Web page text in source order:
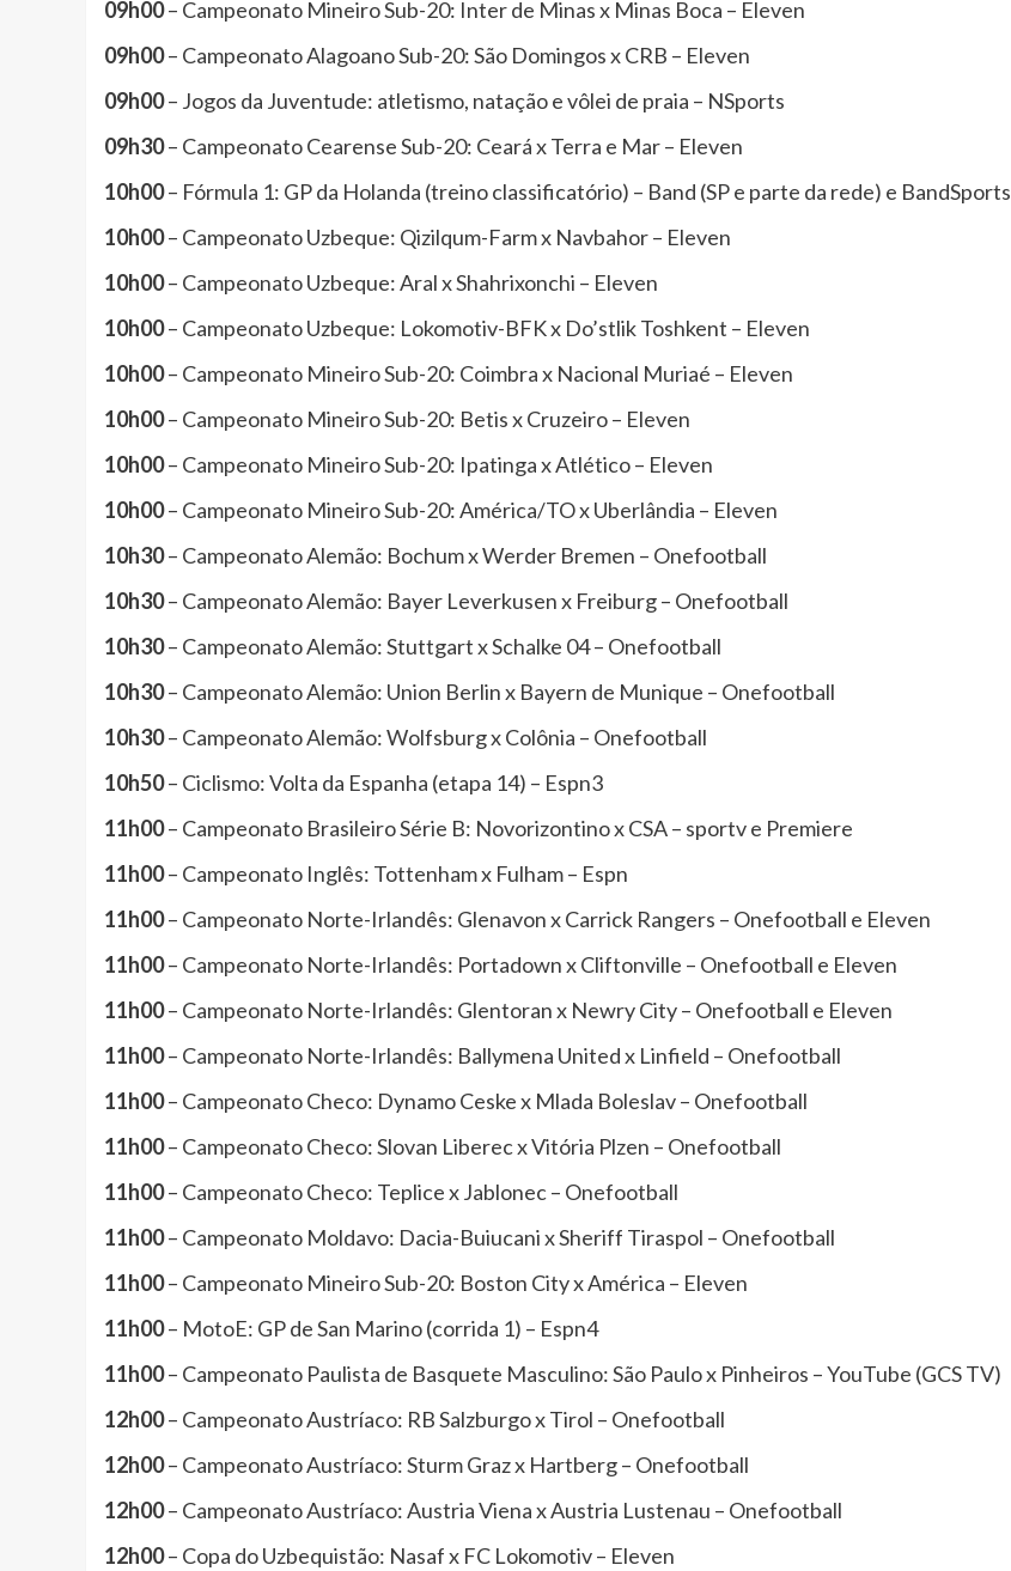
09h00– Campeonato Mineiro Sub-20: Inter de Minas x Minas Boca – Eleven
09h00– Campeonato Alagoano Sub-20: São Domingos x CRB – Eleven
09h00– Jogos da Juventude: atletismo, natação e vôlei de praia – NSports
09h30– Campeonato Cearense Sub-20: Ceará x Terra e Mar – Eleven
10h00– Fórmula 1: GP da Holanda (treino classificatório) – Band (SP e parte da rede) e BandSports
10h00– Campeonato Uzbeque: Qizilqum-Farm x Navbahor – Eleven
10h00– Campeonato Uzbeque: Aral x Shahrixonchi – Eleven
10h00– Campeonato Uzbeque: Lokomotiv-BFK x Do’stlik Toshkent – Eleven
10h00– Campeonato Mineiro Sub-20: Coimbra x Nacional Muriaé – Eleven
10h00– Campeonato Mineiro Sub-20: Betis x Cruzeiro – Eleven
10h00– Campeonato Mineiro Sub-20: Ipatinga x Atlético – Eleven
10h00– Campeonato Mineiro Sub-20: América/TO x Uberlândia – Eleven
10h30– Campeonato Alemão: Bochum x Werder Bremen – Onefootball
10h30– Campeonato Alemão: Bayer Leverkusen x Freiburg – Onefootball
10h30– Campeonato Alemão: Stuttgart x Schalke 04 – Onefootball
10h30– Campeonato Alemão: Union Berlin x Bayern de Munique – Onefootball
10h30– Campeonato Alemão: Wolfsburg x Colônia – Onefootball
10h50– Ciclismo: Volta da Espanha (etapa 14) – Espn3
11h00– Campeonato Brasileiro Série B: Novorizontino x CSA – sportv e Premiere
11h00– Campeonato Inglês: Tottenham x Fulham – Espn
11h00– Campeonato Norte-Irlandês: Glenavon x Carrick Rangers – Onefootball e Eleven
11h00– Campeonato Norte-Irlandês: Portadown x Cliftonville – Onefootball e Eleven
11h00– Campeonato Norte-Irlandês: Glentoran x Newry City – Onefootball e Eleven
11h00– Campeonato Norte-Irlandês: Ballymena United x Linfield – Onefootball
11h00– Campeonato Checo: Dynamo Ceske x Mlada Boleslav – Onefootball
11h00– Campeonato Checo: Slovan Liberec x Vitória Plzen – Onefootball
11h00– Campeonato Checo: Teplice x Jablonec – Onefootball
11h00– Campeonato Moldavo: Dacia-Buiucani x Sheriff Tiraspol – Onefootball
11h00– Campeonato Mineiro Sub-20: Boston City x América – Eleven
11h00– MotoE: GP de San Marino (corrida 1) – Espn4
11h00– Campeonato Paulista de Basquete Masculino: São Paulo x Pinheiros – YouTube (GCS TV)
12h00– Campeonato Austríaco: RB Salzburgo x Tirol – Onefootball
12h00– Campeonato Austríaco: Sturm Graz x Hartberg – Onefootball
12h00– Campeonato Austríaco: Austria Viena x Austria Lustenau – Onefootball
12h00– Copa do Uzbequistão: Nasaf x FC Lokomotiv – Eleven